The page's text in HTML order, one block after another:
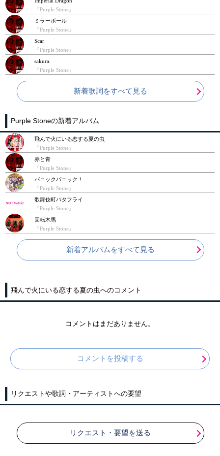
『Purple Stone』
ミラーボール
『Purple Stone』
Scar
『Purple Stone』
sakura.
『Purple Stone』
新着歌詞をすべて見る
Purple Stoneの新着アルバム
飛んで火にいる恋する夏の虫
『Purple Stone』
赤と青
『Purple Stone』
パニックパニック！
『Purple Stone』
歌舞伎町バタフライ
『Purple Stone』
回転木馬
『Purple Stone』
新着アルバムをすべて見る
飛んで火にいる恋する夏の虫へのコメント
コメントはまだありません。
コメントを投稿する
リクエストや歌詞・アーティストへの要望
リクエスト・要望を送る